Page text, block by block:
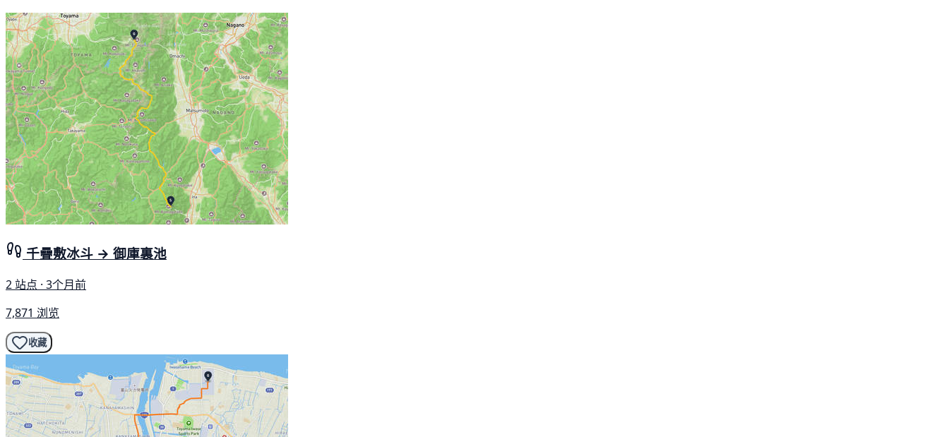
千疊敷冰斗 → 御庫裏池
2 站点 · 3个月前
7,871 浏览
收藏